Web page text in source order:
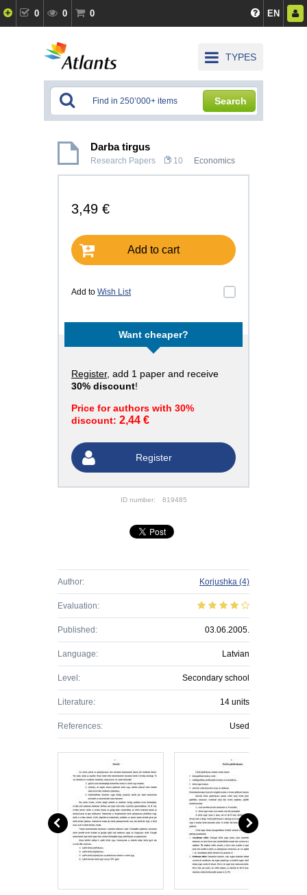
0 0 0 EN
TYPES
Search
Darba tirgus
Research Papers 10 Economics
3,49 €
Add to cart
Add to Wish List
Want cheaper?
Register, add 1 paper and receive
30% discount!
Price for authors with 30%
discount: 2,44 €
Register
ID number: 819485
Author: Korjushka (4)
Evaluation:
Published: 03.06.2005.
Language: Latvian
Level: Secondary school
Literature: 14 units
References: Used